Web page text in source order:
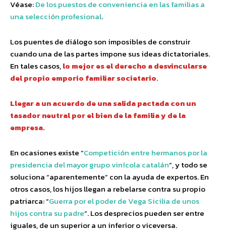
Véase:De los puestos de conveniencia en las familias a
una selección profesional.
Los puentes de diálogo son imposibles de construir
cuando una de las partes impone sus ideas dictatoriales.
En tales casos,lo mejor es el derecho a desvincularse
del propio emporio familiar societario.
Llegar a un acuerdo de una salida pactada con un
tasador neutral por el bien de la familia y de la
empresa.
En ocasiones existe “Competición entre hermanos por la
presidencia del mayor grupo vinícola catalán“, y todo se
soluciona “aparentemente” con la ayuda de expertos. En
otros casos, los hijos llegan a rebelarse contra su propio
patriarca: “Guerra por el poder de Vega Sicilia de unos
hijos contra su padre“. Los desprecios pueden ser entre
iguales, de un superior a un inferior o viceversa.